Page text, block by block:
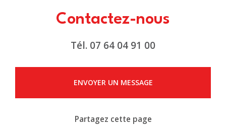
Contactez-nous
Tél. 07 64 04 91 00
ENVOYER UN MESSAGE
Partagez cette page